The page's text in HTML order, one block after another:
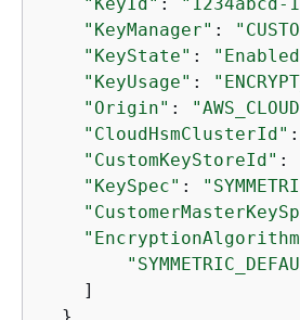
"KeyManager" :
"KeyState" :
"KeyUsage" :
"Origin" :
"CloudHsmClusterId" :
"CustomKeyStoreId" :
"KeySpec" :
    ]
  }